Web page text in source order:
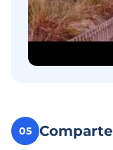
05 Comparte